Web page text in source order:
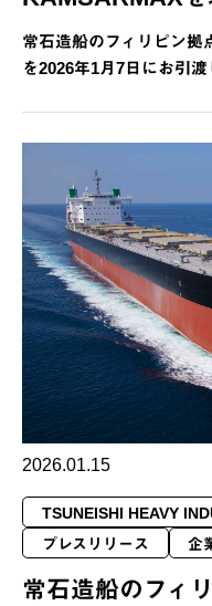
常石造船のフィリピン
を2026年1月7日にお引渡
2026.01.15
TSUNEISHI HEAVY
プレスリリース
企
常石造船のフィ